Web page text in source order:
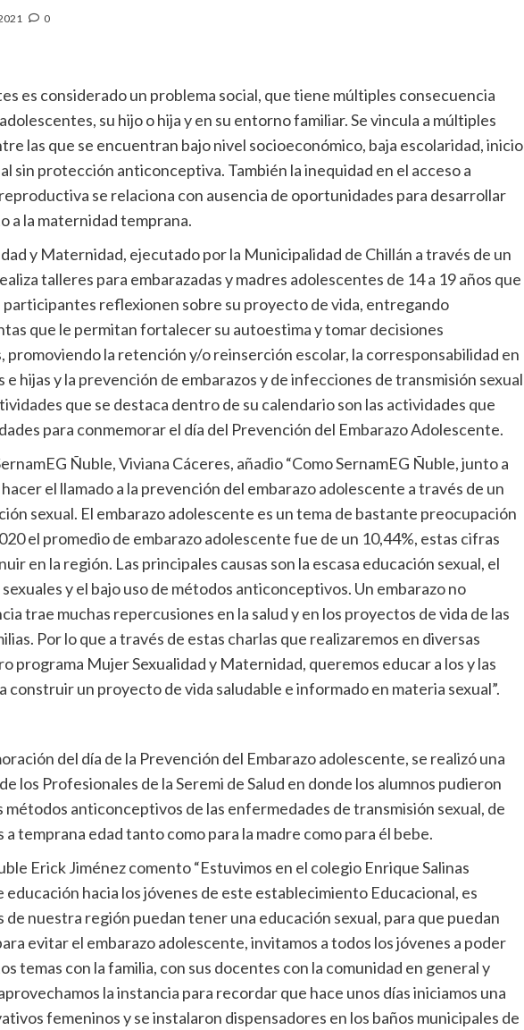
0
es considerado un problema social, que tiene múltiples consecuencia
su hijo o hija y en su entorno familiar. Se vincula a múltiples
las que se encuentran bajo nivel socioeconómico, baja escolaridad, inicio
sin protección anticonceptiva. También la inequidad en el acceso a
se relaciona con ausencia de oportunidades para desarrollar
a la maternidad temprana.
y Maternidad, ejecutado por la Municipalidad de Chillán a través de un
talleres para embarazadas y madres adolescentes de 14 a 19 años que
participantes reflexionen sobre su proyecto de vida, entregando
que le permitan fortalecer su autoestima y tomar decisiones
promoviendo la retención y/o reinserción escolar, la corresponsabilidad en
e hijas y la prevención de embarazos y de infecciones de transmisión sexual
que se destaca dentro de su calendario son las actividades que
para conmemorar el día del Prevención del Embarazo Adolescente.
Ñuble, Viviana Cáceres, añadio “Como SernamEG Ñuble, junto a
el llamado a la prevención del embarazo adolescente a través de un
sexual. El embarazo adolescente es un tema de bastante preocupación
el promedio de embarazo adolescente fue de un 10,44%, estas cifras
en la región. Las principales causas son la escasa educación sexual, el
y el bajo uso de métodos anticonceptivos. Un embarazo no
trae muchas repercusiones en la salud y en los proyectos de vida de las
Por lo que a través de estas charlas que realizaremos en diversas
programa Mujer Sexualidad y Maternidad, queremos educar a los y las
construir un proyecto de vida saludable e informado en materia sexual”.
del día de la Prevención del Embarazo adolescente, se realizó una
los Profesionales de la Seremi de Salud en donde los alumnos pudieron
anticonceptivos de las enfermedades de transmisión sexual, de
a temprana edad tanto como para la madre como para él bebe.
Erick Jiménez comento “Estuvimos en el colegio Enrique Salinas
educación hacia los jóvenes de este establecimiento Educacional, es
nuestra región puedan tener una educación sexual, para que puedan
evitar el embarazo adolescente, invitamos a todos los jóvenes a poder
temas con la familia, con sus docentes con la comunidad en general y
la instancia para recordar que hace unos días iniciamos una
femeninos y se instalaron dispensadores en los baños municipales de